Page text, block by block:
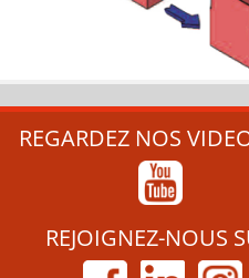
REGARDEZ NOS
REJOIGNEZ-NOUS